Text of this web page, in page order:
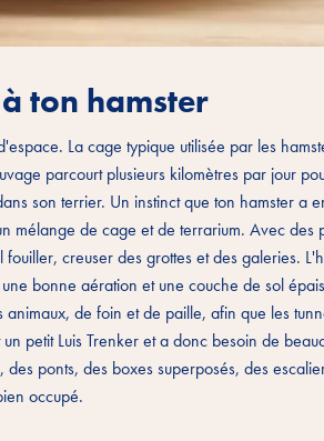
ton hamster
La cage typique utilisée par les
parcourt plusieurs kilomètres par jour
son terrier. Un instinct que ton hamster a
mélange de cage et de terrarium. Avec des
creuser des grottes et des galeries.
bonne aération et une couche de sol
de foin et de paille, afin que les
petit Luis Trenker et a donc besoin de
ponts, des boxes superposés, des
occupé.